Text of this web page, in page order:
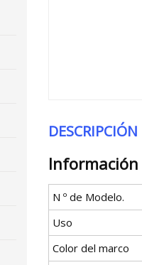
DESCRIPCIÓN
Información
N º de Modelo.
Uso
Color del marco